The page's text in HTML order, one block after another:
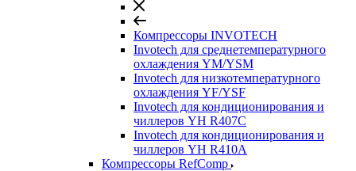
Компрессоры INVOTECH
Invotech для среднетемпературного
охлаждения YM/YSM
Invotech для низкотемпературного
охлаждения YF/YSF
Invotech для кондиционирования и
чиллеров YH R407C
Invotech для кондиционирования и
чиллеров YH R410A
Компрессоры RefComp